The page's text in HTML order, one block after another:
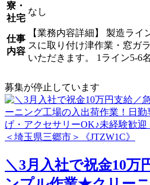
寮・
社宅
なし
仕事
内容
【業務内容詳細】 製造ラ
スに取り付け津作業・窓ガ
いただきます。 1ライン5-6
募集が停止しています
＼3月入社で祝金10万